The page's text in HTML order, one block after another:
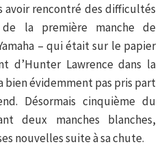
avoir rencontré des difficultés
de la première manche de
– qui était sur le papier
d’Hunter Lawrence dans la
bien évidemment pas pris part
Désormais cinquième du
deux manches blanches,
nouvelles suite à sa chute.